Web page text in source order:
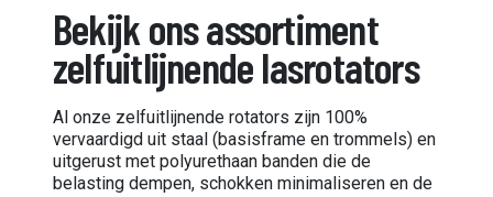
Bekijk ons assortiment
zelfuitlijnende lasrotators
Al onze zelfuitlijnende rotators zijn 100%
vervaardigd uit staal (basisframe en trommels) en
uitgerust met polyurethaan banden die de
belasting dempen, schokken minimaliseren en de